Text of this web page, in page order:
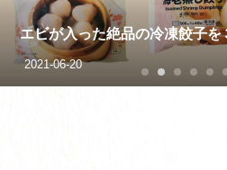
2025年きょんちの餃子活動記録
2025-12-22